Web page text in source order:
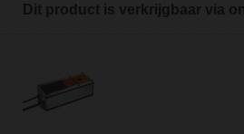
Dit product is verkrijgbaar via